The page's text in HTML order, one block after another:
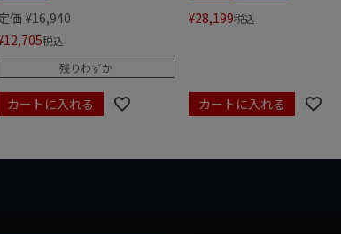
価 ¥16,940
12,705税込
残りわずか
カートに入れる
¥28,199税込
カートに入れる